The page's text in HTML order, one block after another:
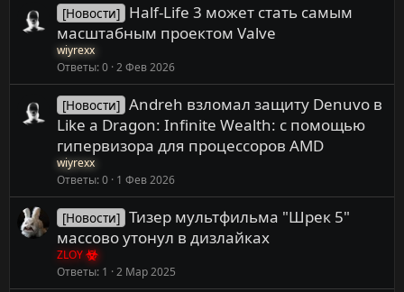
[Новости] Half-Life 3 может стать самым
масштабным проектом Valve
wiyrexx
Ответы 0 2 Фев 2026
[Новости] Andreh взломал защиту Denuvo в
Like a Dragon: Infinite Wealth: с помощью
гипервизора для процессоров AMD
wiyrexx
Ответы 0 1 Фев 2026
[Новости] Тизер мультфильма "Шрек 5"
массово утонул в дизлайках
ZLOY
Ответы 1 2 Мар 2025